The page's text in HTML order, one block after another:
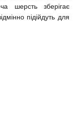
шерсть зберігає
підійдуть для